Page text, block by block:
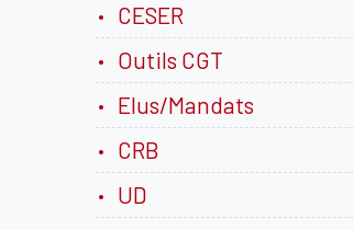
CESER
Outils CGT
Elus/Mandats
CRB
UD